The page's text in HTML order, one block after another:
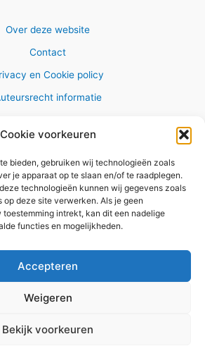
Cookie voorkeuren
bieden, gebruiken wij technologieën zoals
je apparaat op te slaan en/of te raadplegen.
technologieën kunnen wij gegevens zoals
op deze site verwerken. Als je geen
intrekt, kan dit een nadelige
functies en mogelijkheden.
Accepteren
Weigeren
Bekijk voorkeuren
Over deze website
Contact
en Cookie policy
informatie
© 2026 AlleWandelRoutes.nl
je e-mail adres in om het
wandelboekje te